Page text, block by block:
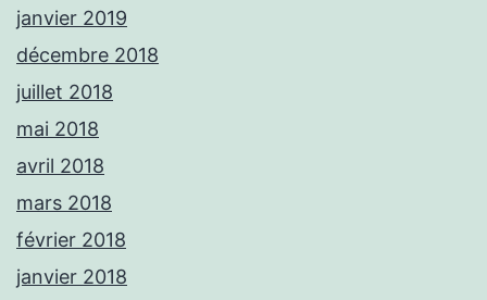
janvier 2019
décembre 2018
juillet 2018
mai 2018
avril 2018
mars 2018
février 2018
janvier 2018